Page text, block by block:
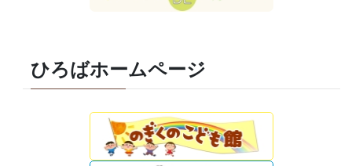
ひろばホームページ